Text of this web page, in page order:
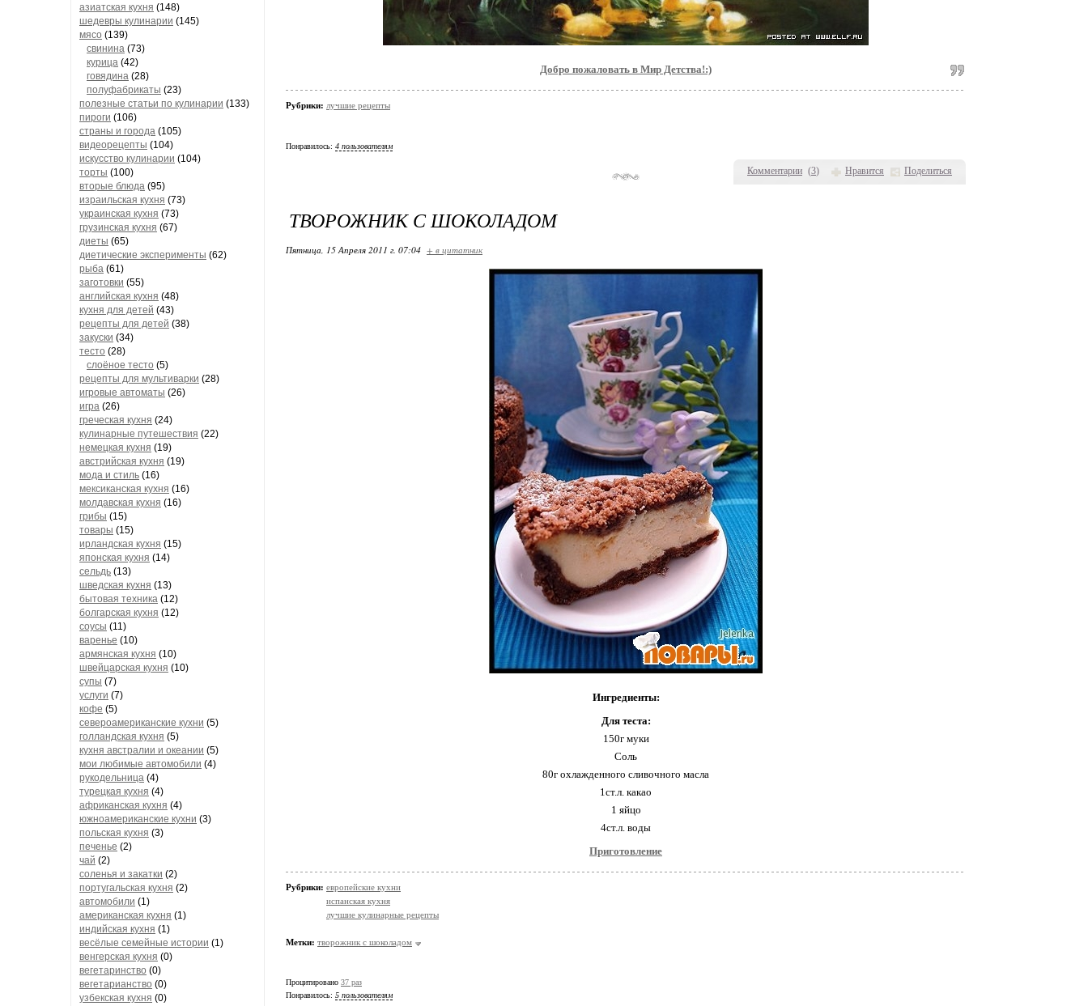
азиатская кухня (148)
шедевры кулинарии (145)
мясо (139)
свинина (73)
курица (42)
говядина (28)
полуфабрикаты (23)
полезные статьи по кулинарии (133)
пироги (106)
страны и города (105)
видеорецепты (104)
искусство кулинарии (104)
торты (100)
вторые блюда (95)
израильская кухня (73)
украинская кухня (73)
грузинская кухня (67)
диеты (65)
диетические эксперименты (62)
рыба (61)
заготовки (55)
английская кухня (48)
кухня для детей (43)
рецепты для детей (38)
закуски (34)
тесто (28)
слоёное тесто (5)
рецепты для мультиварки (28)
игровые автоматы (26)
игра (26)
греческая кухня (24)
кулинарные путешествия (22)
немецкая кухня (19)
австрийская кухня (19)
мода и стиль (16)
мексиканская кухня (16)
молдавская кухня (16)
грибы (15)
товары (15)
ирландская кухня (15)
японская кухня (14)
сельдь (13)
шведская кухня (13)
бытовая техника (12)
болгарская кухня (12)
соусы (11)
варенье (10)
армянская кухня (10)
швейцарская кухня (10)
супы (7)
услуги (7)
кофе (5)
североамериканские кухни (5)
голландская кухня (5)
кухня австралии и океании (5)
мои любимые автомобили (4)
рукодельница (4)
турецкая кухня (4)
африканская кухня (4)
южноамериканские кухни (3)
польская кухня (3)
печенье (2)
чай (2)
соленья и закатки (2)
португальская кухня (2)
автомобили (1)
американская кухня (1)
индийская кухня (1)
весёлые семейные истории (1)
венгерская кухня (0)
вегетаринство (0)
вегетарианство (0)
узбекская кухня (0)
Комментарии (3) Нравится Поделиться
Добро пожаловать в Мир Детства!:)
Рубрики: лучшие рецепты
Понравилось: 4 пользователям
ТВОРОЖНИК С ШОКОЛАДОМ
Пятница, 15 Апреля 2011 г. 07:04 + в цитатник
Ингредиенты:
Для теста:
150г муки
Соль
80г охлажденного сливочного масла
1ст.л. какао
1 яйцо
4ст.л. воды
Приготовление
Рубрики: европейские кухни
испанская кухня
лучшие кулинарные рецепты
Метки: творожник с шоколадом
Процитировано 37 раз
Понравилось: 5 пользователям